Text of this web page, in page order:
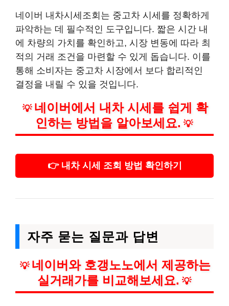
네이버 내차시세조회는 중고차 시세를 정확하게
파악하는 데 필수적인 도구입니다. 짧은 시간 내
에 차량의 가치를 확인하고, 시장 변동에 따라 최
적의 거래 조건을 마련할 수 있게 돕습니다. 이를
통해 소비자는 중고차 시장에서 보다 합리적인
결정을 내릴 수 있을 것입니다.
💡 네이버에서 내차 시세를 쉽게 확
인하는 방법을 알아보세요. 💡
👉 내차 시세 조회 방법 확인하기
자주 묻는 질문과 답변
💡 네이버와 호갱노노에서 제공하는
실거래가를 비교해보세요. 💡